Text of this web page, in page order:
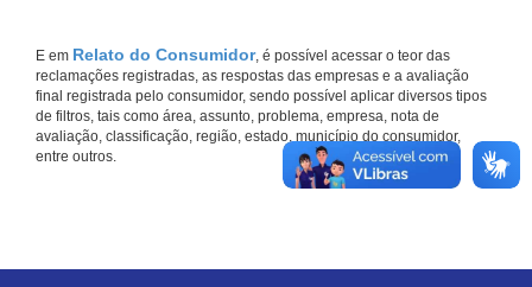
E em Relato do Consumidor, é possível acessar o teor das
reclamações registradas, as respostas das empresas e a avaliação
final registrada pelo consumidor, sendo possível aplicar diversos tipos
de filtros, tais como área, assunto, problema, empresa, nota de
avaliação, classificação, região, estado, município do consumidor,
entre outros.